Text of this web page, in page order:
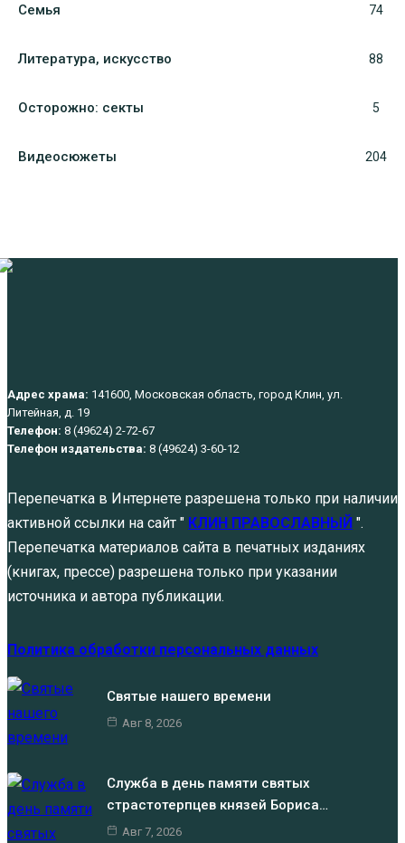
Семья 74
Литература, искуcство 88
Осторожно: секты 5
Видеосюжеты 204
Адрес храма: 141600, Московская область, город Клин, ул.
Литейная, д. 19
Телефон: 8 (49624) 2-72-67
Телефон издательства: 8 (49624) 3-60-12
Перепечатка в Интернете разрешена только при наличии
активной ссылки на сайт " КЛИН ПРАВОСЛАВНЫЙ ".
Перепечатка материалов сайта в печатных изданиях
(книгах, прессе) разрешена только при указании
источника и автора публикации.
Политика обработки персональных данных
Святые нашего времени
Авг 8, 2026
Служба в день памяти святых
страстотерпцев князей Бориса…
Авг 7, 2026